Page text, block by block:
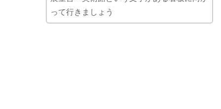
って行きましょう